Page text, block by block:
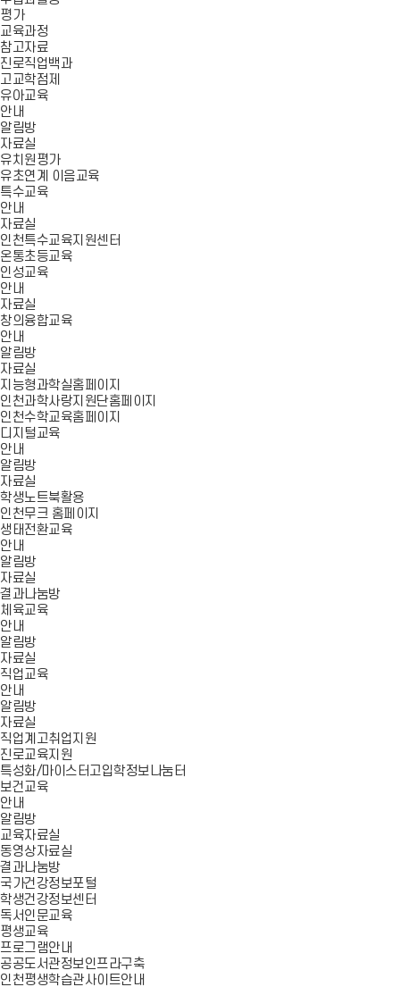
평가
교육과정
참고자료
진로직업백과
고교학점제
유아교육
안내
알림방
자료실
유치원평가
유초연계 이음교육
특수교육
안내
자료실
인천특수교육지원센터
온통초등교육
인성교육
안내
자료실
창의융합교육
안내
알림방
자료실
지능형과학실홈페이지
인천과학사랑지원단홈페이지
인천수학교육홈페이지
디지털교육
안내
알림방
자료실
학생노트북활용
인천무크 홈페이지
생태전환교육
안내
알림방
자료실
결과나눔방
체육교육
안내
알림방
자료실
직업교육
안내
알림방
자료실
직업계고취업지원
진로교육지원
특성화/마이스터고입학정보나눔터
보건교육
안내
알림방
교육자료실
동영상자료실
결과나눔방
국가건강정보포털
학생건강정보센터
독서인문교육
평생교육
프로그램안내
공공도서관정보인프라구축
인천평생학습관사이트안내